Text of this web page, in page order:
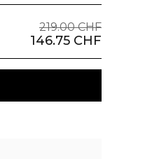
219.00 CHF
146.75 CHF